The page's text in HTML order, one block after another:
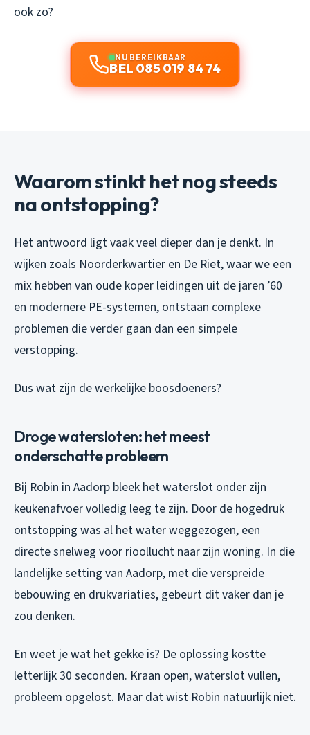
ook zo?
NU BEREIKBAAR
BEL 085 019 84 74
Waarom stinkt het nog steeds
na ontstopping?
Het antwoord ligt vaak veel dieper dan je denkt. In
wijken zoals Noorderkwartier en De Riet, waar we een
mix hebben van oude koper leidingen uit de jaren ’60
en modernere PE-systemen, ontstaan complexe
problemen die verder gaan dan een simpele
verstopping.
Dus wat zijn de werkelijke boosdoeners?
Droge watersloten: het meest
onderschatte probleem
Bij Robin in Aadorp bleek het waterslot onder zijn
keukenafvoer volledig leeg te zijn. Door de hogedruk
ontstopping was al het water weggezogen, een
directe snelweg voor rioollucht naar zijn woning. In die
landelijke setting van Aadorp, met die verspreide
bebouwing en drukvariaties, gebeurt dit vaker dan je
zou denken.
En weet je wat het gekke is? De oplossing kostte
letterlijk 30 seconden. Kraan open, waterslot vullen,
probleem opgelost. Maar dat wist Robin natuurlijk niet.